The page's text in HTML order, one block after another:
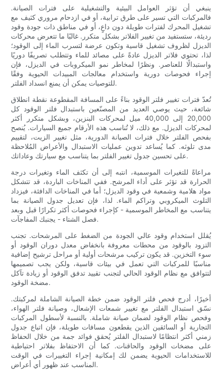
ينبغي أن تؤثر العوامل البيئية والتشغيلية على فترات الصيانة.
فالمركبات التي تسير على طرق ترابية، أو في ازدحام مروري كثيف مع
تشغيل المحرك لفترات طويلة دون داعٍ، أو في مناطق ذات جودة وقود
رديئة، ستستفيد من تغيير الفلاتر بشكل متكرر. غالبًا ما تتعرض محركات
الديزل لظروف تشغيل قاسية وتكون عرضة لتسرب الماء إلى الوقود؛
لذا، تحتوي فلاتر الديزل عادةً على مصائد للماء وتتطلب تصريفًا دوريًا
واستبدالًا للعناصر. ونظرًا لمخاطر نمو الميكروبات في الديزل، فإن
إجراء فحوصات دورية واستخدام معالجات المبيدات الحيوية وفقًا
للتوصيات يمكن أن يمنع انسداد الفلتر.
تُعدّ فترات تغيير فلتر الوقود بناءً على المسافة المقطوعة نقطة انطلاق
شائعة، حيث يوصي العديد من المصنّعين باستبدال فلتر الوقود كل
20,000 إلى 40,000 ميل لمحركات البنزين، وبشكل متكرر أكثر
لمحركات الديزل. مع ذلك، لا تُناسب هذه الأرقام جميع السيارات. يُنصح
بفحص الفلتر خلال فترات الصيانة الدورية، مثل تغيير الزيت، لتقييم
مدى تلوثه. كما يُساعد تدوين عمليات الاستبدال والأعراض المُلاحظة
على تحسين جدول تغيير الفلتر بما يتناسب مع سيارتك وعاداتك.
مراعاةً للتغيرات الموسمية، انتبه إلى أن تكثف الماء وتغيرات درجة
الحرارة قد تؤثر على أداء المرشح. ففي المناخات الباردة، قد تتشكل
مواد هلامية وشمعية في وقود الديزل؛ أما في المناخات الدافئة، فيزداد
التلوث الميكروبي وتراكم الماء. لذا، فإن تعديل جدول الصيانة بما
يتناسب مع المخاطر الموسمية - كإجراء فحوصات أكثر تكرارًا قبل وبعد
فصل الشتاء - يجنبك المفاجآت.
يُقلل استخدام وقود عالي الجودة من الضغط على المرشحات. تجنب
التزود بالوقود من محطات معروفة بانخفاض معدل دوران الوقود أو
سوء التخزين. قد يكون تركيب مرشحات أولية أو مراحل ترشيح إضافية
مناسبًا للمركبات التي تعمل في بيئات قاسية، ولكن يجب تصميمها
لتتوافق مع نظام الوقود الحالي لتجنب تقييد تدفق الوقود أو زيادة تآكل
مضخة الوقود.
أخيرًا، أدرج فحص فلتر الوقود ضمن خطة الصيانة الشاملة لمركبتك.
نسّق استبدال الفلتر مع تغيير شمعات الإشعال، وصيانة فلتر الهواء،
وفحص نظام الوقود لضمان صيانة شاملة. بالنسبة لأسطول المركبات
التجارية أو السائقين الذين يقطعون مسافات طويلة، فإن اتباع جدول
زمني أكثر انتظامًا لاستبدال الفلتر يُحقق فوائد جمة من خلال الحفاظ
على مضخات الوقود والحاقنات. كما أن الاحتفاظ بفلاتر احتياطية
للاستخدامات الحيوية يضمن لك إمكانية إجراء التغييرات في الوقت
المناسب عند ظهور أي أعراض.